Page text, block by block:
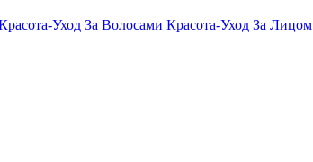
Уход За Волосами Красота-Уход За Лицом